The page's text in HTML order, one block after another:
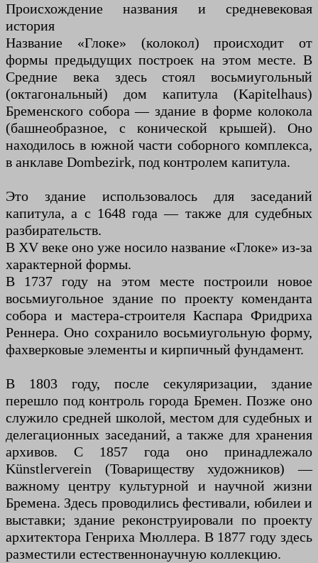
Происхождение названия и средневековая
история
Название «Глоке» (колокол) происходит от
формы предыдущих построек на этом месте. В
Средние века здесь стоял восьмиугольный
(октагональный) дом капитула (Kapitelhaus)
Бременского собора — здание в форме колокола
(башнеобразное, с конической крышей). Оно
находилось в южной части соборного комплекса,
в анклаве Dombezirk, под контролем капитула.
Это здание использовалось для заседаний
капитула, а с 1648 года — также для судебных
разбирательств.
В XV веке оно уже носило название «Глоке» из-за
характерной формы.
В 1737 году на этом месте построили новое
восьмиугольное здание по проекту коменданта
собора и мастера-строителя Каспара Фридриха
Реннера. Оно сохранило восьмиугольную форму,
фахверковые элементы и кирпичный фундамент.
В 1803 году, после секуляризации, здание
перешло под контроль города Бремен. Позже оно
служило средней школой, местом для судебных и
делегационных заседаний, а также для хранения
архивов. С 1857 года оно принадлежало
Künstlerverein (Товариществу художников) —
важному центру культурной и научной жизни
Бремена. Здесь проводились фестивали, юбилеи и
выставки; здание реконструировали по проекту
архитектора Генриха Мюллера. В 1877 году здесь
разместили естественнонаучную коллекцию.